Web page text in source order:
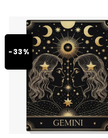
-33%